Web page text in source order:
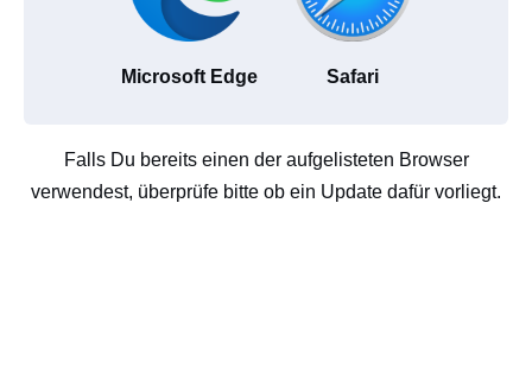
Microsoft Edge Safari
Falls Du bereits einen der aufgelisteten Browser
verwendest, überprüfe bitte ob ein Update dafür vorliegt.